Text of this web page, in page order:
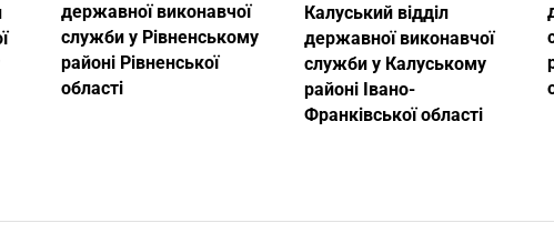
державної виконавчої
служби у Рівненському
районі Рівненської
області
Калуський відділ
державної виконавчої
служби у Калуському
районі Івано-
Франківської області